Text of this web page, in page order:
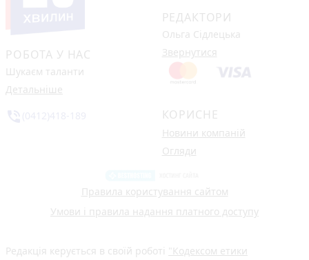
РОБОТА У НАС
Шукаєм таланти
Детальніше
РЕДАКТОРИ
Ольга Сідлецька
Звернутися
КОРИСНЕ
Новини компаній
Огляди
Правила користування сайтом
Умови і правила надання платного доступу
Редакція керується в своїй роботі "Кодексом етики